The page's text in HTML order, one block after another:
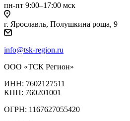
пн-пт 9:00–17:00 мск
г. Ярославль, Полушкина роща, 9
info@tsk-region.ru
ООО «ТСК Регион»
ИНН: 7602127511
КПП: 760201001
ОГРН: 1167627055420